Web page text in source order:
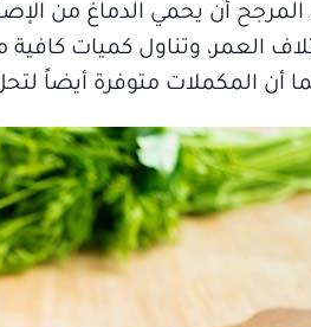
أن يحمي الدماغ من
العمر، وتناول كميات
أن المكملات متوفرة أيضاً